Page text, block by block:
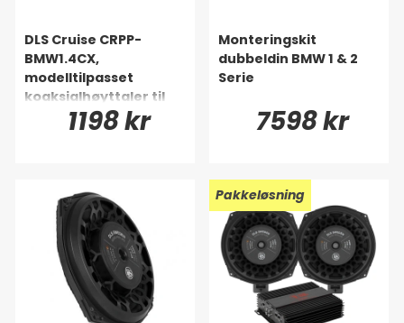
DLS Cruise CRPP-
BMW1.4CX,
modelltilpasset
koaksialhøyttaler til
1198 kr
Monteringskit
dubbeldin BMW 1 & 2
Serie
7598 kr
Pakkeløsning